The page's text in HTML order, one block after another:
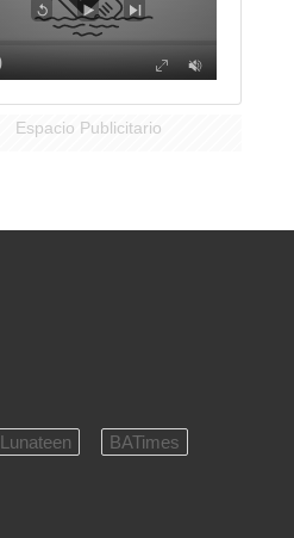
Espacio Publicitario
Lunateen BATimes